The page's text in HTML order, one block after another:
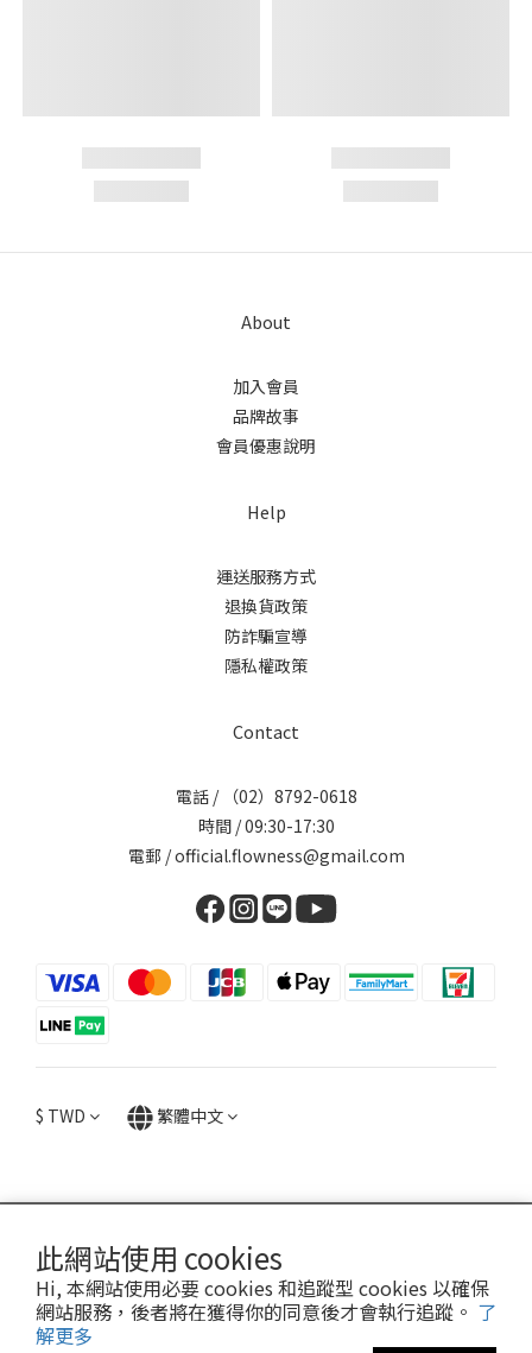
此網站使用 cookies
Hi, 本網站使用必要 cookies 和追蹤型 cookies 以確保
網站服務，後者將在獲得你的同意後才會執行追蹤。 了
解更多
About
加入會員
品牌故事
會員優惠說明
Help
運送服務方式
退換貨政策
防詐騙宣導
隱私權政策
Contact
電話 / （02）8792-0618
時間 / 09:30-17:30
電郵 / official.flowness@gmail.com
$ TWD 繁體中文
Copyright© [year][owner]